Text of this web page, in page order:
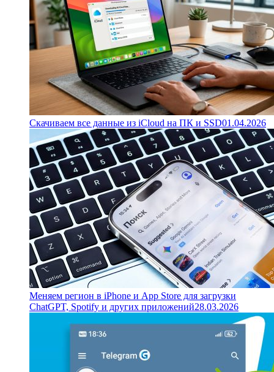
Скачиваем все данные из iCloud на ПК и SSD01.04.2026
Меняем регион в iPhone и App Store для загрузки
ChatGPT, Spotify и других приложений28.03.2026